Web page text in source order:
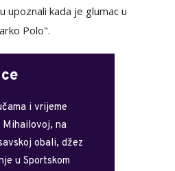
upoznali kada je glumac u
Polo".
i vrijeme
Mihailovoj, na
obali, džez
u Sportskom